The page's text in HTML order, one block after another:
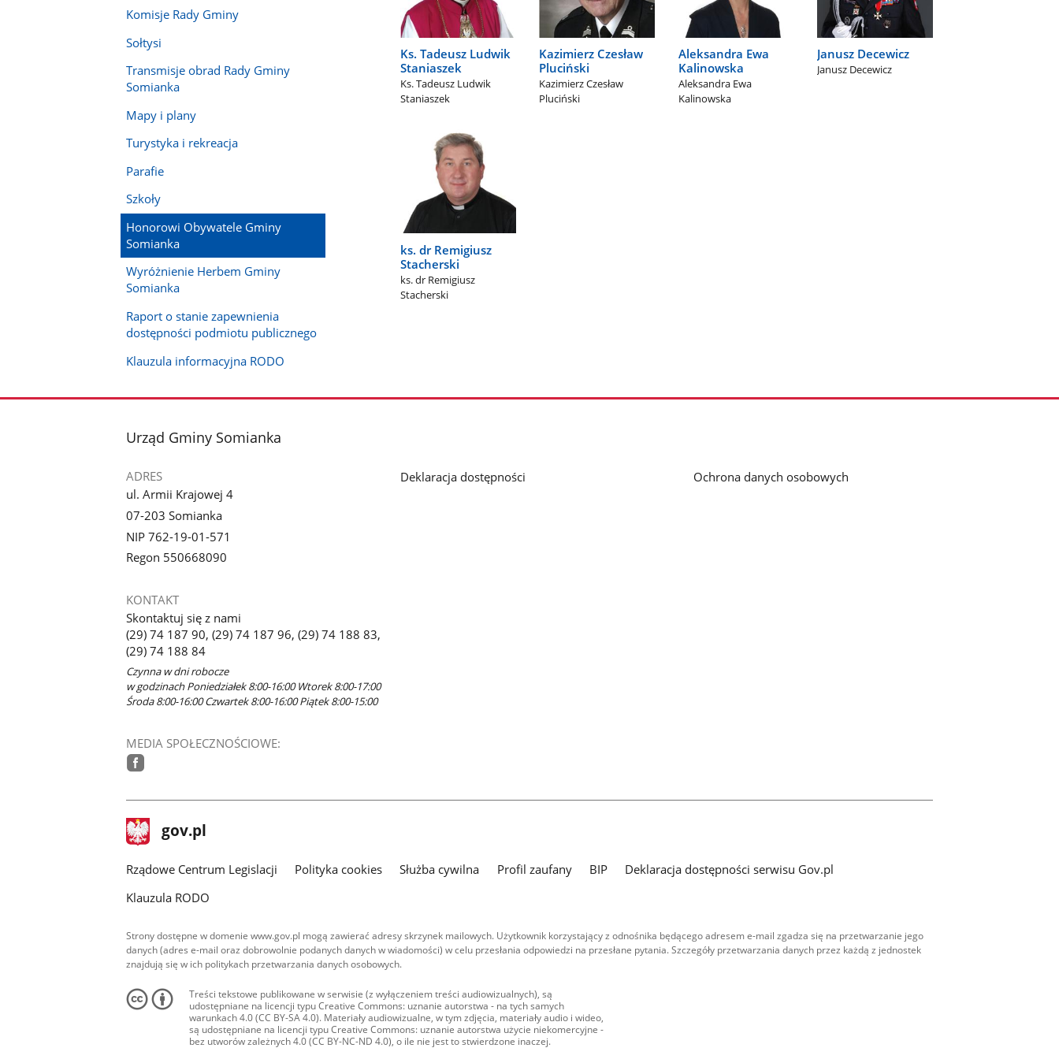
Komisje Rady Gminy
Sołtysi
Transmisje obrad Rady Gminy
Somianka
Mapy i plany
Turystyka i rekreacja
Parafie
Szkoły
Honorowi Obywatele Gminy
Somianka
Wyróżnienie Herbem Gminy
Somianka
Raport o stanie zapewnienia
dostępności podmiotu publicznego
Klauzula informacyjna RODO
Ks. Tadeusz Ludwik
Staniaszek
Ks. Tadeusz Ludwik
Staniaszek
Kazimierz Czesław
Pluciński
Kazimierz Czesław
Pluciński
Aleksandra Ewa
Kalinowska
Aleksandra Ewa
Kalinowska
Janusz Decewicz
Janusz Decewicz
ks. dr Remigiusz
Stacherski
ks. dr Remigiusz
Stacherski
stopka
Urząd Gminy Somianka
ADRES
ul. Armii Krajowej 4
07-203 Somianka
NIP 762-19-01-571
Regon 550668090
KONTAKT
Skontaktuj się z nami
(29) 74 187 90, (29) 74 187 96, (29) 74 188 83,
(29) 74 188 84
Czynna w dni robocze
w godzinach Poniedziałek 8:00-16:00 Wtorek 8:00-17:00
Środa 8:00-16:00 Czwartek 8:00-16:00 Piątek 8:00-15:00
MEDIA SPOŁECZNOŚCIOWE:
Deklaracja dostępności Ochrona danych osobowych
stopka
gov.pl Strona
gov.pl
Rządowe Centrum Legislacji Polityka cookies Służba cywilna Profil zaufany BIP
Deklaracja dostępności serwisu Gov.pl
Klauzula RODO
Strony dostępne w domenie www.gov.pl mogą zawierać adresy skrzynek mailowych. Użytkownik korzystający z odnośnika będącego adresem e-mail zgadza się na przetwarzanie jego
danych (adres e-mail oraz dobrowolnie podanych danych w wiadomości) w celu przesłania odpowiedzi na przesłane pytania. Szczegóły przetwarzania danych przez każdą z jednostek
znajdują się w ich politykach przetwarzania danych osobowych.
Treści tekstowe publikowane w serwisie (z wyłączeniem treści audiowizualnych), są
udostępniane na licencji typu Creative Commons: uznanie autorstwa - na tych samych
warunkach 4.0 (CC BY-SA 4.0). Materiały audiowizualne, w tym zdjęcia, materiały audio i wideo,
są udostępniane na licencji typu Creative Commons: uznanie autorstwa użycie niekomercyjne -
bez utworów zależnych 4.0 (CC BY-NC-ND 4.0), o ile nie jest to stwierdzone inaczej.